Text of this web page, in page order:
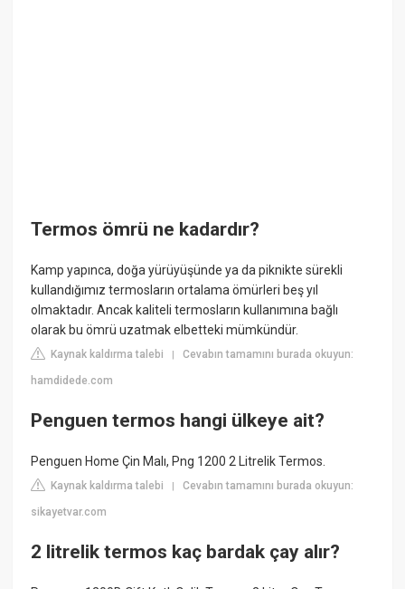
Termos ömrü ne kadardır?
Kamp yapınca, doğa yürüyüşünde ya da piknikte sürekli
kullandığımız termosların ortalama ömürleri beş yıl
olmaktadır. Ancak kaliteli termosların kullanımına bağlı
olarak bu ömrü uzatmak elbetteki mümkündür.
Kaynak kaldırma talebi |Cevabın tamamını burada okuyun:
hamdidede.com
Penguen termos hangi ülkeye ait?
Penguen Home Çin Malı, Png 1200 2 Litrelik Termos.
Kaynak kaldırma talebi |Cevabın tamamını burada okuyun:
sikayetvar.com
2 litrelik termos kaç bardak çay alır?